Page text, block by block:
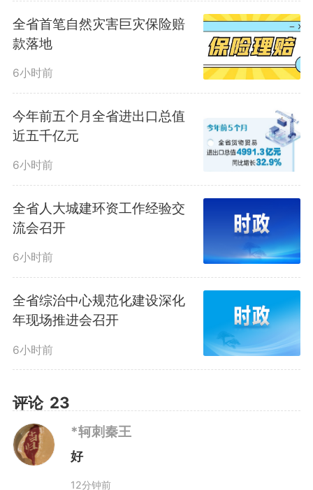
2950 微信 QQ 朋友圈
全省首笔自然灾害巨灾保险赔
款落地
6小时前
今年前五个月全省进出口总值
近五千亿元
6小时前
全省人大城建环资工作经验交
流会召开
6小时前
全省综治中心规范化建设深化
年现场推进会召开
6小时前
评论 23
*轲刺秦王
好
12分钟前